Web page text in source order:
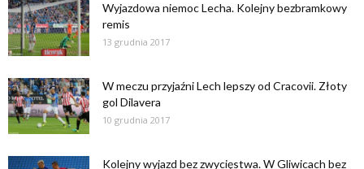
Wyjazdowa niemoc Lecha. Kolejny bezbramkowy
remis
13 grudnia 2017
W meczu przyjaźni Lech lepszy od Cracovii. Złoty
gol Dilavera
10 grudnia 2017
Kolejny wyjazd bez zwycięstwa. W Gliwicach bez